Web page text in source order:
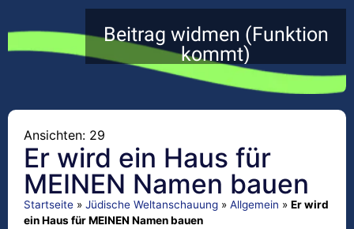
Beitrag widmen (Funktion
kommt)
Ansichten: 29
Er wird ein Haus für
MEINEN Namen bauen
Startseite » Jüdische Weltanschauung » Allgemein » Er wird
ein Haus für MEINEN Namen bauen